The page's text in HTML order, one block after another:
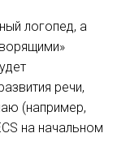
логопед, а
речи,
(например,
на начальном